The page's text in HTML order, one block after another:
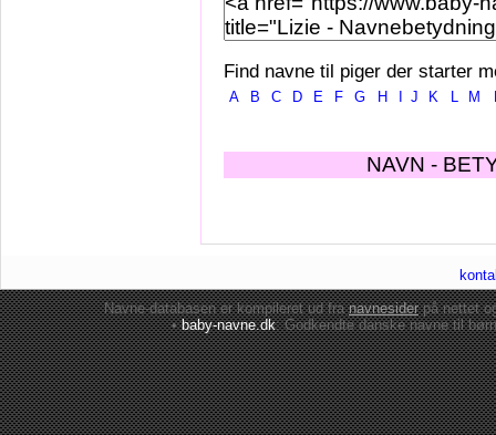
Find navne til piger der starter
A B C D E F G H J K L M
NAVN -
Navne-databasen er kompileret ud franavnesiderpå nettet
•baby-navne.dk: Godkendte danskenavne til børn